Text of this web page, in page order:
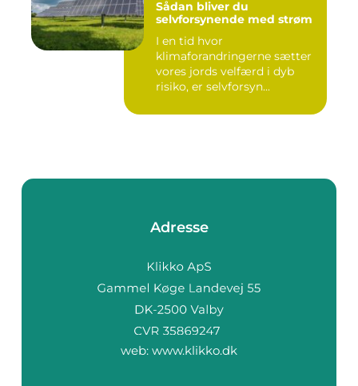
Sådan bliver du
selvforsynende med strøm
I en tid hvor
klimaforandringerne sætter
vores jords velfærd i dyb
risiko, er selvforsyn...
Adresse
web: www.klikko.dk